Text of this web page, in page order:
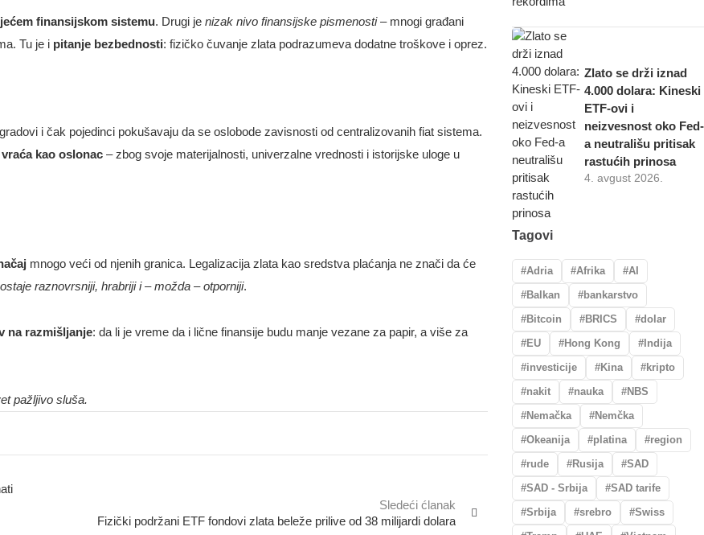
finansijskom sistemu. Drugi je nizak nivo finansijske pismenosti– mnogi građani
Tu je i pitanje bezbednosti: fizičko čuvanje zlata podrazumeva dodatne troškove i oprez.
i čak pojedinci pokušavaju da se oslobode zavisnosti od centralizovanih fiat sistema.
kao oslonac – zbog svoje materijalnosti, univerzalne vrednosti i istorijske uloge u
mnogo veći od njenih granica. Legalizacija zlata kao sredstva plaćanja ne znači da će
raznovrsniji, hrabriji i – možda – otporniji.
na razmišljanje: da li je vreme da i lične finansije budu manje vezane za papir, a više za
pažljivo sluša.
Sledeći ćlanak
Fizički podržani ETF fondovi zlata beleže prilive od 38 milijardi dolara
Zlato se drži iznad
4.000 dolara: Kineski
ETF-ovi i
neizvesnost oko Fed-
a neutrališu pritisak
rastućih prinosa
4. avgust 2026.
Tagovi
Adria Afrika
AI
Balkan
bankarstvo
Bitcoin
BRICS
dolar
EU
Hong Kong
Indija
investicije
Kina
kripto
nakit
nauka
NBS
Nemačka
Nemčka
Okeanija
platina
region
rude
Rusija
SAD
SAD - Srbija
SAD tarife
Srbija
srebro
Swiss